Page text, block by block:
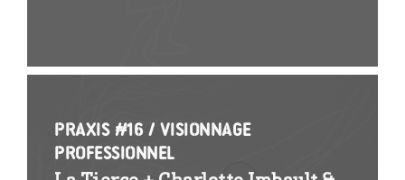
PRAXIS #16 / visionnage
professionnel